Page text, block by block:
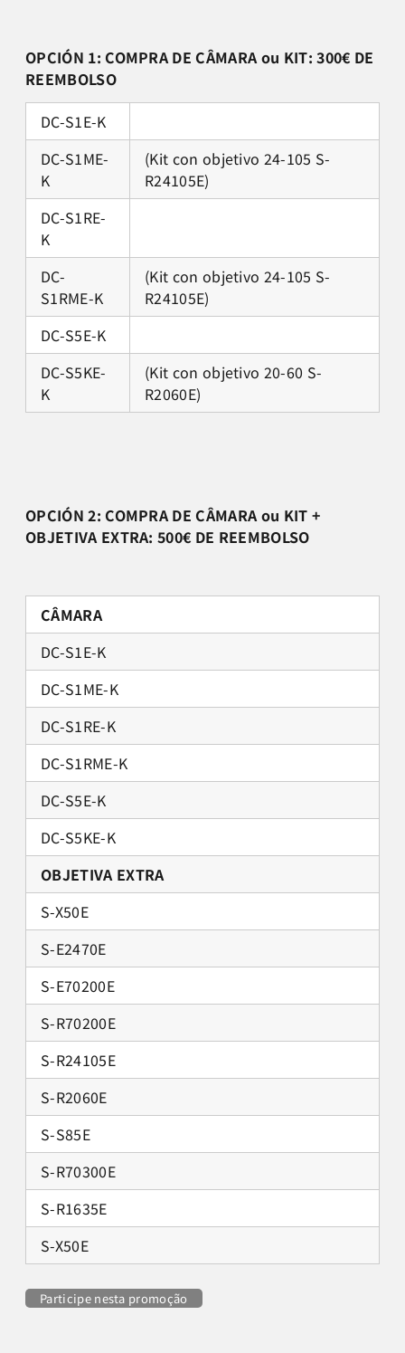
OPCIÓN 1: COMPRA DE CÂMARA ou KIT: 300€ DE
REEMBOLSO
DC-S1E-K
DC-S1ME-
K
(Kit con objetivo 24-105 S-
R24105E)
DC-S1RE-
K
DC-
S1RME-K
(Kit con objetivo 24-105 S-
R24105E)
DC-S5E-K
DC-S5KE-
K
(Kit con objetivo 20-60 S-
R2060E)
OPCIÓN 2: COMPRA DE CÂMARA ou KIT +
OBJETIVA EXTRA: 500€ DE REEMBOLSO
CÂMARA
DC-S1E-K
DC-S1ME-K
DC-S1RE-K
DC-S1RME-K
DC-S5E-K
DC-S5KE-K
OBJETIVA EXTRA
S-X50E
S-E2470E
S-E70200E
S-R70200E
S-R24105E
S-R2060E
S-S85E
S-R70300E
S-R1635E
S-X50E
Participe nesta promoção